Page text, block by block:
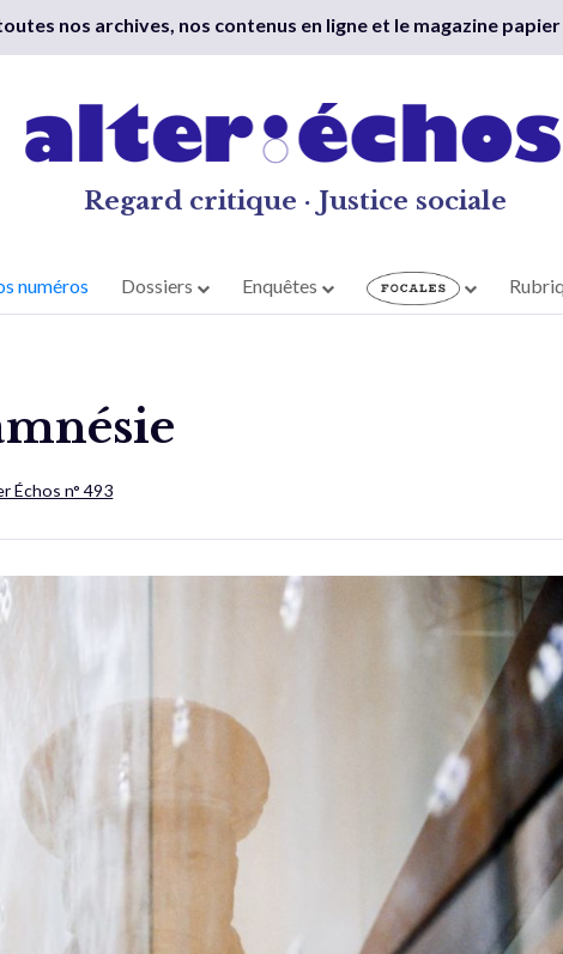
nos archives, nos contenus en ligne et le magazine
Regard critique · Justice sociale
numéros Dossiers Enquêtes
Échos n° 493